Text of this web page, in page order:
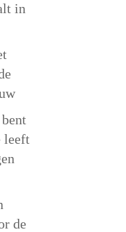
in
leeft
de